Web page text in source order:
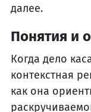
далее.
Понятия и
Когда дело
контекстная
как она